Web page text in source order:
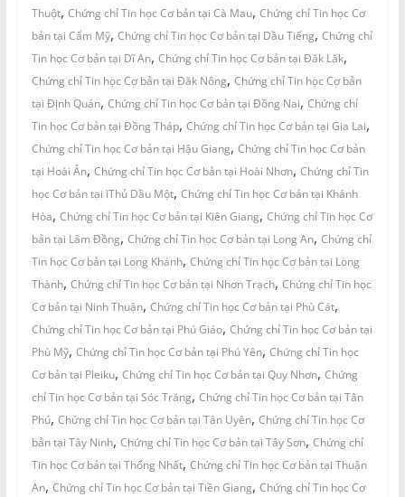
Thuột, Chứng chỉ Tin học Cơ bản tại Cà Mau, Chứng chỉ Tin học Cơ
bản tại Cẩm Mỹ, Chứng chỉ Tin học Cơ bản tại Dầu Tiếng, Chứng chỉ
Tin học Cơ bản tại Dĩ An, Chứng chỉ Tin học Cơ bản tại Đăk Lăk,
Chứng chỉ Tin học Cơ bản tại Đăk Nông, Chứng chỉ Tin học Cơ bản
tại Định Quán, Chứng chỉ Tin học Cơ bản tại Đồng Nai, Chứng chỉ
Tin học Cơ bản tại Đồng Tháp, Chứng chỉ Tin học Cơ bản tại Gia Lai,
Chứng chỉ Tin học Cơ bản tại Hậu Giang, Chứng chỉ Tin học Cơ bản
tại Hoài Ân, Chứng chỉ Tin học Cơ bản tại Hoài Nhơn, Chứng chỉ Tin
học Cơ bản tại ìThủ Dầu Một, Chứng chỉ Tin học Cơ bản tại Khánh
Hòa, Chứng chỉ Tin học Cơ bản tại Kiên Giang, Chứng chỉ Tin học Cơ
bản tại Lâm Đồng, Chứng chỉ Tin học Cơ bản tại Long An, Chứng chỉ
Tin học Cơ bản tại Long Khánh, Chứng chỉ Tin học Cơ bản tại Long
Thành, Chứng chỉ Tin học Cơ bản tại Nhơn Trạch, Chứng chỉ Tin học
Cơ bản tại Ninh Thuận, Chứng chỉ Tin học Cơ bản tại Phù Cát,
Chứng chỉ Tin học Cơ bản tại Phú Giáo, Chứng chỉ Tin học Cơ bản tại
Phù Mỹ, Chứng chỉ Tin học Cơ bản tại Phú Yên, Chứng chỉ Tin học
Cơ bản tại Pleiku, Chứng chỉ Tin học Cơ bản tại Quy Nhơn, Chứng
chỉ Tin học Cơ bản tại Sóc Trăng, Chứng chỉ Tin học Cơ bản tại Tân
Phú, Chứng chỉ Tin học Cơ bản tại Tân Uyên, Chứng chỉ Tin học Cơ
bản tại Tây Ninh, Chứng chỉ Tin học Cơ bản tại Tây Sơn, Chứng chỉ
Tin học Cơ bản tại Thống Nhất, Chứng chỉ Tin học Cơ bản tại Thuận
An, Chứng chỉ Tin học Cơ bản tại Tiền Giang, Chứng chỉ Tin học Cơ